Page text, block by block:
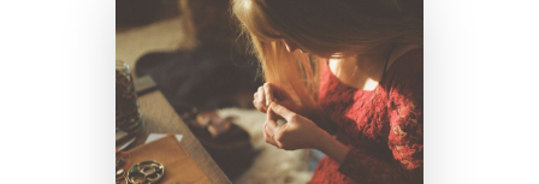
初回30日間無料お試し